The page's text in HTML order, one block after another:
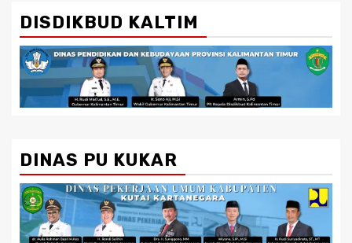
DISDIKBUD KALTIM
DINAS PU KUKAR